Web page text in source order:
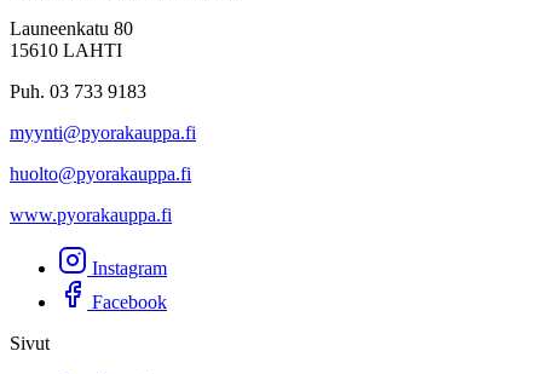
Launeenkatu 80
15610 LAHTI
Puh. 03 733 9183
myynti@pyorakauppa.fi
huolto@pyorakauppa.fi
www.pyorakauppa.fi
Instagram
Facebook
Sivut